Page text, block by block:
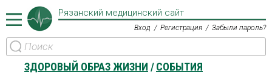
Рязанский медицинский сайт
Вход Регистрация Забыли пароль?
ЗДОРОВЫЙ ОБРАЗ ЖИЗНИ СОБЫТИЯ